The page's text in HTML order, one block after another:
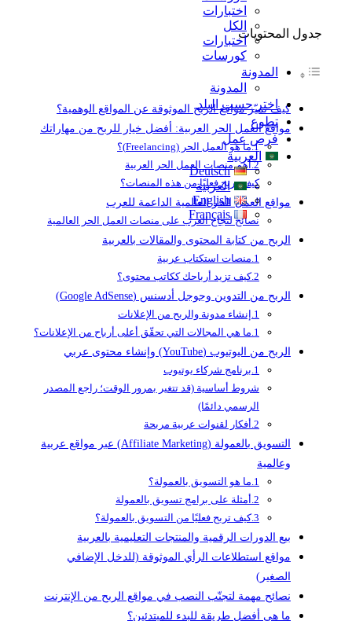
اختبارات
الكل
اختبارات
كورسات
المدونة
المدونة
اختر حسب البلد
فرص عمل
العربية
Deutsch
العربية
English
Français
المحتويات
كيف تميّز مواقع الربح الموثوقة عن المواقع الوهمية؟
مواقع العمل الحر العربية: أفضل خيار للربح من مهاراتك
كيف تربح فعليًا من هذه المنصات؟
مواقع العمل الحر العالمية الداعمة للعرب
نصائح لنجاح العرب على منصات العمل الحر العالمية
الربح من كتابة المحتوى والمقالات بالعربية
الربح من التدوين وجوجل أدسنس (Google AdSense)
الربح من اليوتيوب (YouTube) وإنشاء محتوى عربي
شروط أساسية (قد تتغير بمرور الوقت؛ راجع المصدر
الرسمي دائمًا)
التسويق بالعمولة (Affiliate Marketing) عبر مواقع عربية
بيع الدورات الرقمية والمنتجات التعليمية بالعربية
مواقع استطلاعات الرأي الموثوقة (للدخل الإضافي
نصائح مهمة لتجنّب النصب في مواقع الربح من الإنترنت
ما هي أفضل طريقة للبدء للمبتدئين؟